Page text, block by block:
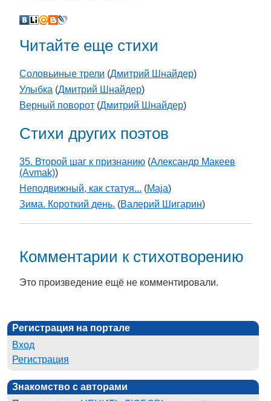
Читайте еще стихи
Соловьиные трели (Дмитрий Шнайдер)
Улыбка (Дмитрий Шнайдер)
Верный поворот (Дмитрий Шнайдер)
Стихи других поэтов
35. Второй шаг к признанию (Александр Макеев
(Avmak))
Неподвижный, как статуя... (Maja)
Зима. Короткий день. (Валерий Шигарин)
Комментарии к стихотворению
Это произведение ещё не комментировали.
Регистрация на портале
Вход
Регистрация
Знакомство с авторами